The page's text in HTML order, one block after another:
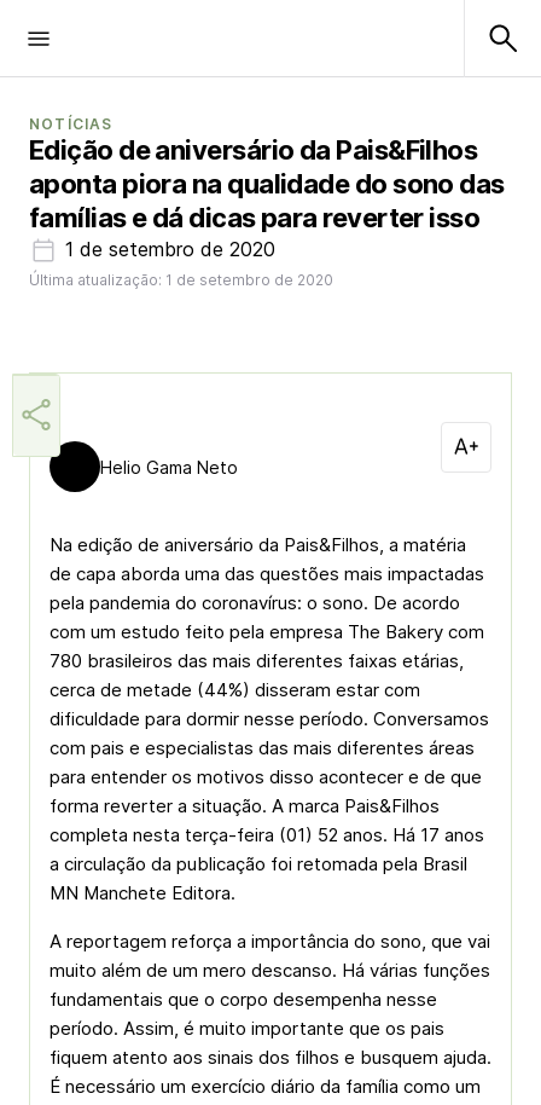
NOTÍCIAS
Edição de aniversário da Pais&Filhos
aponta piora na qualidade do sono das
famílias e dá dicas para reverter isso
1 de setembro de 2020
Última atualização: 1 de setembro de 2020
Helio Gama Neto
Na edição de aniversário da Pais&Filhos, a matéria
de capa aborda uma das questões mais impactadas
pela pandemia do coronavírus: o sono. De acordo
com um estudo feito pela empresa The Bakery com
780 brasileiros das mais diferentes faixas etárias,
cerca de metade (44%) disseram estar com
dificuldade para dormir nesse período. Conversamos
com pais e especialistas das mais diferentes áreas
para entender os motivos disso acontecer e de que
forma reverter a situação. A marca Pais&Filhos
completa nesta terça-feira (01) 52 anos. Há 17 anos
a circulação da publicação foi retomada pela Brasil
MN Manchete Editora.
A reportagem reforça a importância do sono, que vai
muito além de um mero descanso. Há várias funções
fundamentais que o corpo desempenha nesse
período. Assim, é muito importante que os pais
fiquem atento aos sinais dos filhos e busquem ajuda.
É necessário um exercício diário da família como um